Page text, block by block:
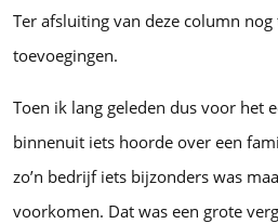
Ter afsluiting van deze column
toevoegingen.
Toen ik lang geleden dus voor het
binnenuit iets hoorde over een
zo’n bedrijf iets bijzonders was
voorkomen. Dat was een grote